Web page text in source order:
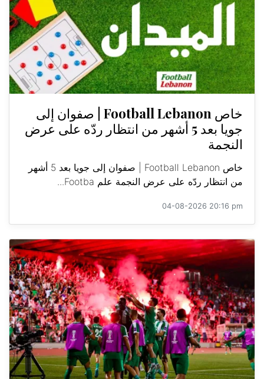
خاص Football Lebanon | صفوان إلى
جويا بعد 5 أشهر من انتظار ردّه على عرض
النجمة
خاص Football Lebanon | صفوان إلى جويا بعد 5 أشهر
من انتظار ردّه على عرض النجمة علم Footba...
04-08-2026 20:16 pm